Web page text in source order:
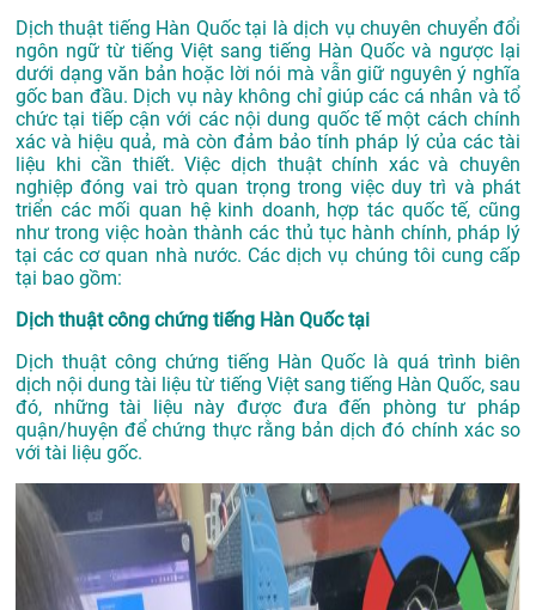
Dịch thuật tiếng Hàn Quốc tại là dịch vụ chuyên chuyển đổi
ngôn ngữ từ tiếng Việt sang tiếng Hàn Quốc và ngược lại
dưới dạng văn bản hoặc lời nói mà vẫn giữ nguyên ý nghĩa
gốc ban đầu. Dịch vụ này không chỉ giúp các cá nhân và tổ
chức tại tiếp cận với các nội dung quốc tế một cách chính
xác và hiệu quả, mà còn đảm bảo tính pháp lý của các tài
liệu khi cần thiết. Việc dịch thuật chính xác và chuyên
nghiệp đóng vai trò quan trọng trong việc duy trì và phát
triển các mối quan hệ kinh doanh, hợp tác quốc tế, cũng
như trong việc hoàn thành các thủ tục hành chính, pháp lý
tại các cơ quan nhà nước. Các dịch vụ chúng tôi cung cấp
tại bao gồm:
Dịch thuật công chứng tiếng Hàn Quốc tại
Dịch thuật công chứng tiếng Hàn Quốc là quá trình biên
dịch nội dung tài liệu từ tiếng Việt sang tiếng Hàn Quốc, sau
đó, những tài liệu này được đưa đến phòng tư pháp
quận/huyện để chứng thực rằng bản dịch đó chính xác so
với tài liệu gốc.